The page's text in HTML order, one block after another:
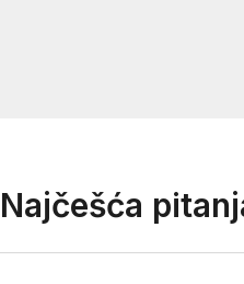
Najčešća